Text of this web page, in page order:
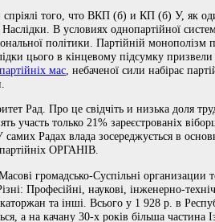
спріялі того, что ВКП (б) и КП (б) У, як
В условиях однопартійної
політики. Партійній монополізм
цього в кінцевому підсумку
мас , небаченої сили набірає
Рад. Про це свідчіть и низька доля
участь только 21% зареєстрованіх
Радах влада зосереджується в
ОРГАНІВ.
громадсько-Суспільні организации
Професійні, наукові, інженерно-
та інші. Всього у 1 928 р. в
а на качану 30-х років більша частина